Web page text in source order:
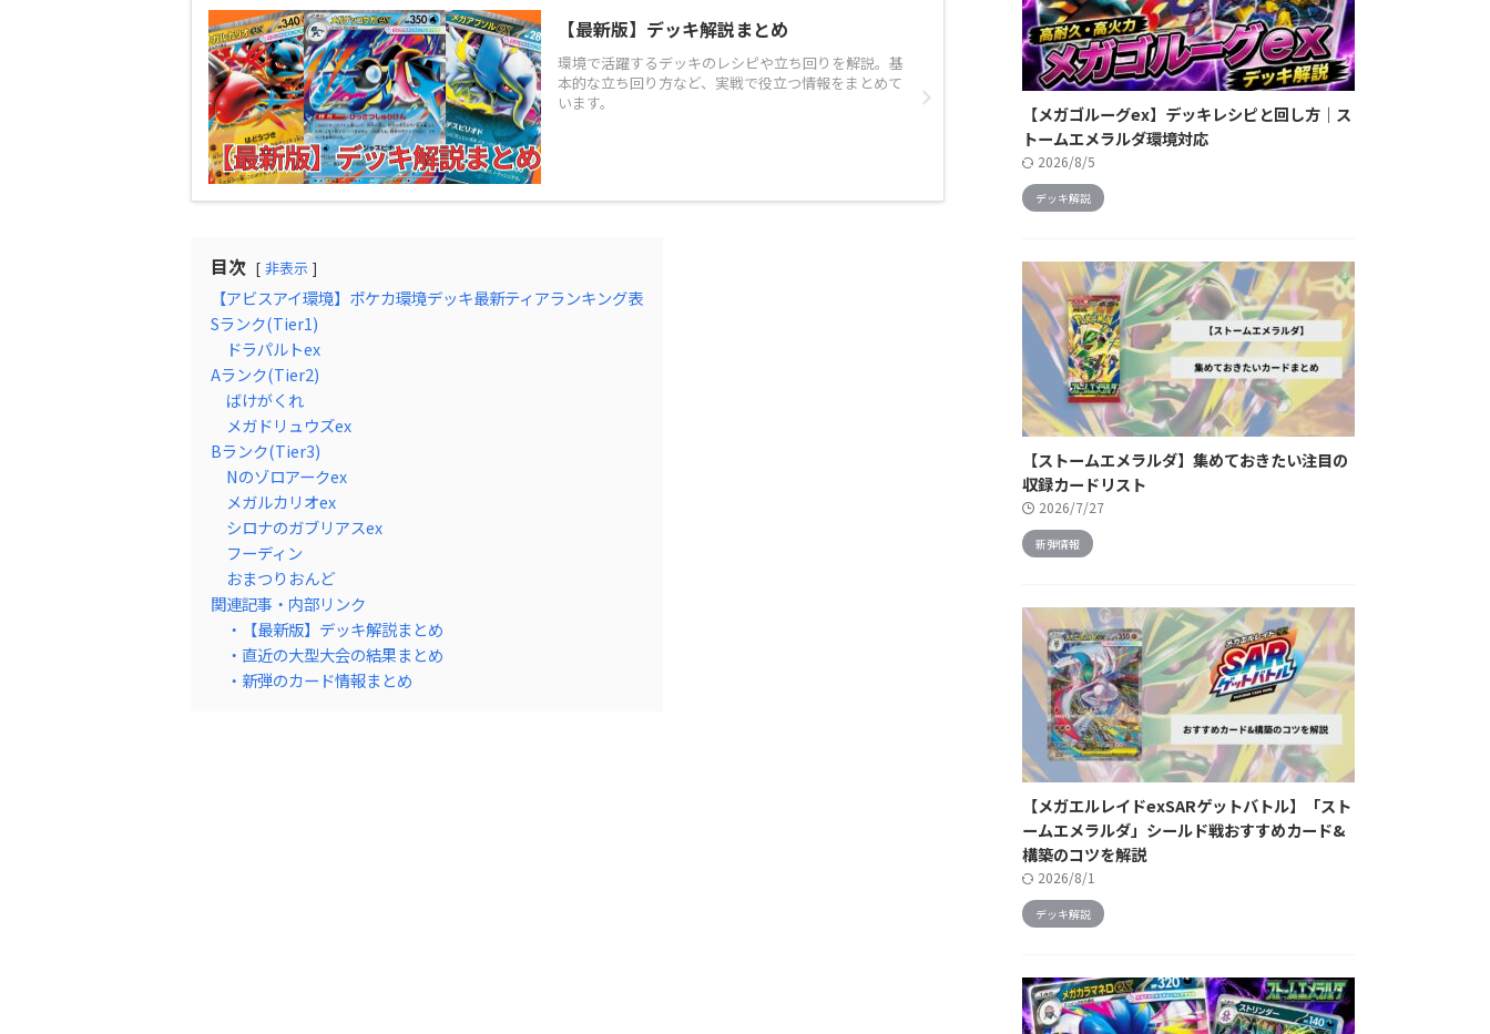
【最新版】デッキ解説まとめ
環境で活躍するデッキのレシピや立ち回りを解説。基
本的な立ち回り方など、実戦で役立つ情報をまとめて
います。
目次 非表示
【アビスアイ環境】ポケカ環境デッキ最新ティアランキング表
Sランク(Tier1)
ドラパルトex
Aランク(Tier2)
ばけがくれ
メガドリュウズex
Bランク(Tier3)
Nのゾロアークex
メガルカリオex
シロナのガブリアスex
フーディン
おまつりおんど
関連記事・内部リンク
・【最新版】デッキ解説まとめ
・直近の大型大会の結果まとめ
・新弾のカード情報まとめ
【メガゴルーグex】デッキレシピと回し方｜ス
トームエメラルダ環境対応
2026/8/5
デッキ解説
【ストームエメラルダ】集めておきたい注目の
収録カードリスト
2026/7/27
新弾情報
【メガエルレイドexSARゲットバトル】「スト
ームエメラルダ」シールド戦おすすめカード&
構築のコツを解説
2026/8/1
デッキ解説